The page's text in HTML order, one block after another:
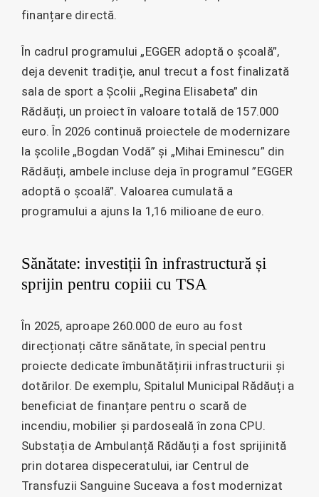
finanțare directă.
În cadrul programului „EGGER adoptă o școală”,
deja devenit tradiție, anul trecut a fost finalizată
sala de sport a Școlii „Regina Elisabeta” din
Rădăuți, un proiect în valoare totală de 157.000
euro. În 2026 continuă proiectele de modernizare
la școlile „Bogdan Vodă” și „Mihai Eminescu” din
Rădăuți, ambele incluse deja în programul ”EGGER
adoptă o școală”. Valoarea cumulată a
programului a ajuns la 1,16 milioane de euro.
Sănătate: investiții în infrastructură și
sprijin pentru copiii cu TSA
În 2025, aproape 260.000 de euro au fost
direcționați către sănătate, în special pentru
proiecte dedicate îmbunătățirii infrastructurii și
dotărilor. De exemplu, Spitalul Municipal Rădăuți a
beneficiat de finanțare pentru o scară de
incendiu, mobilier și pardoseală în zona CPU.
Substația de Ambulanță Rădăuți a fost sprijinită
prin dotarea dispeceratului, iar Centrul de
Transfuzii Sanguine Suceava a fost modernizat